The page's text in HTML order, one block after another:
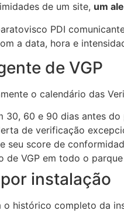
de um site, um
PDI
a data, hora e
de VGP
o calendário das
30, 60 e 90 dias antes
de verificação
seu score de
de VGP em todo o parque
instalação
o histórico completo da